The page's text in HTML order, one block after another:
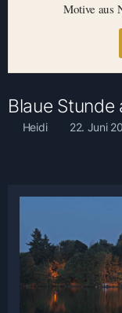
Motive aus
Blaue Stunde
Heidi 22. Juni